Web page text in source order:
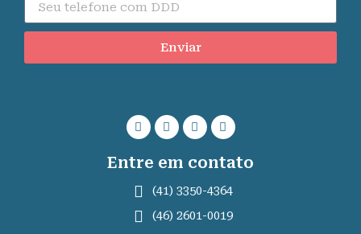
Enviar
Entre em contato
(41) 3350-4364
(46) 2601-0019